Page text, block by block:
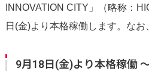
INNOVATION CITY」（略称：
日(金)より本格稼働します。な
9月18日(金)より本格稼働